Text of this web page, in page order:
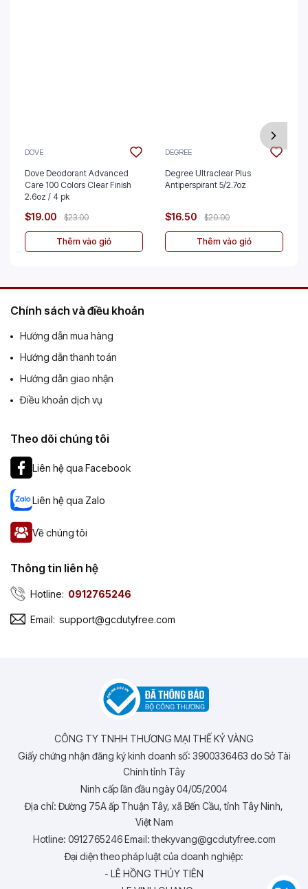
DOVE
Dove Deodorant Advanced
Care 100 Colors Clear Finish
2.6oz / 4 pk
$19.00 $23.00
Thêm vào giỏ
DEGREE
Degree Ultraclear Plus
Antiperspirant 5/2.7oz
$16.50 $20.00
Thêm vào giỏ
Chính sách và điều khoản
Hướng dẫn mua hàng
Hướng dẫn thanh toán
Hướng dẫn giao nhận
Điều khoản dịch vụ
Theo dõi chúng tôi
Liên hệ qua Facebook
Liên hệ qua Zalo
Về chúng tôi
Thông tin liên hệ
Hotline: 0912765246
Email: support@gcdutyfree.com
CÔNG TY TNHH THƯƠNG MẠI THẾ KỶ VÀNG
Giấy chứng nhận đăng ký kinh doanh số: 3900336463 do Sở Tài
Chính tỉnh Tây
Ninh cấp lần đầu ngày 04/05/2004
Địa chỉ: Đường 75A ấp Thuận Tây, xã Bến Cầu, tỉnh Tây Ninh,
Việt Nam
Hotline: 0912765246 Email: thekyvang@gcdutyfree.com
Đại diện theo pháp luật của doanh nghiệp:
- LÊ HỒNG THỦY TIÊN